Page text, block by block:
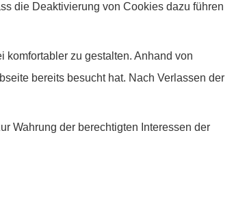
die Deaktivierung von Cookies dazu führen
zu gestalten. Anhand von
bereits besucht hat. Nach Verlassen der
Wahrung der berechtigten Interessen der